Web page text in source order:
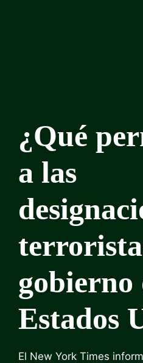
¿Qué
a las
gobierno
Estados
El New York Times